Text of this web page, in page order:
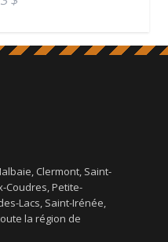
Clermont, Saint-
Coudres, Petite-
Lacs, Saint-Irénée,
la région de